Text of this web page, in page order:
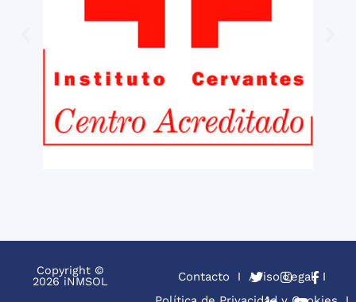
Copyright ©
2026 iNMSOL
Contacto
Aviso Legal